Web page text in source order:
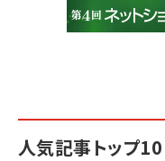
人気記事トップ10